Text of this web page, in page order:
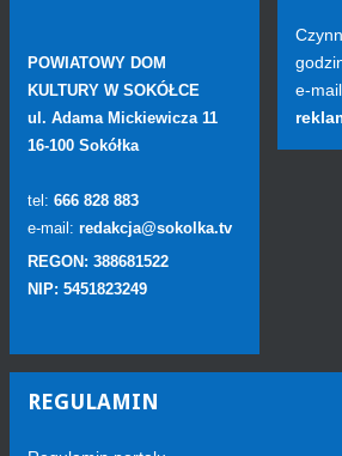
POWIATOWY DOM
KULTURY W SOKÓŁCE
ul. Adama Mickiewicza 11
16-100 Sokółka
tel: 666 828 883
e-mail: redakcja@sokolka.tv
REGON: 388681522
NIP: 5451823249
e-
REGULAMIN